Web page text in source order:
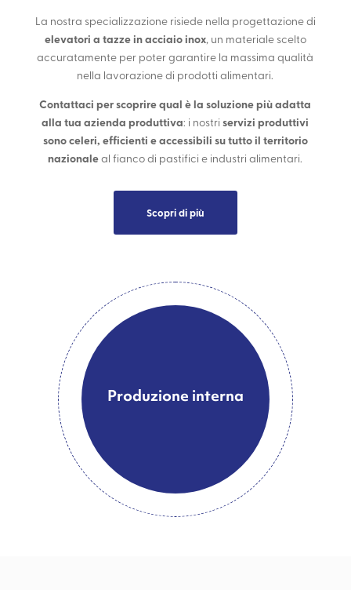
La nostra specializzazione risiede nella progettazione di
elevatori a tazze in acciaio inox, un materiale scelto
accuratamente per poter garantire la massima qualità
nella lavorazione di prodotti alimentari.
Contattaci per scoprire qual è la soluzione più adatta
alla tua azienda produttiva: i nostriservizi produttivi
sono celeri, efficienti e accessibili su tutto il territorio
nazionaleal fianco di pastifici e industri alimentari.
Scopri di più
Produzione interna
Macchine su misura
costruzione di prima
Tempistiche certe